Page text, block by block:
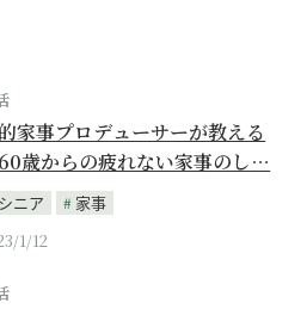
家事プロデューサーが教える
60歳からの疲れない家事のし…
シニア
家事
1/12